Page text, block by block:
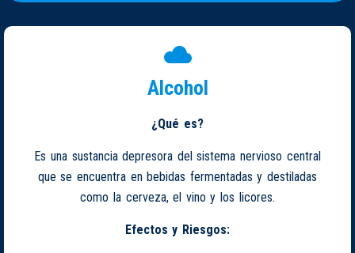
Alcohol
¿Qué es?
Es una sustancia depresora del sistema nervioso central
que se encuentra en bebidas fermentadas y destiladas
como la cerveza, el vino y los licores.
Efectos y Riesgos: